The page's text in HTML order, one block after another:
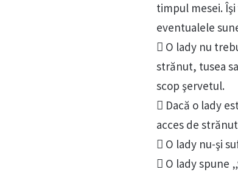
timpul mesei.
eventualele
 O lady nu
strănut, tusea
scop şervetul.
 Dacă o lady
acces de
 O lady nu-şi
 O lady spune